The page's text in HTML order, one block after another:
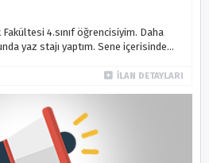
4.sınıf öğrencisiyim. Daha
yaz stajı yaptım. Sene içerisinde
İLAN DETAYLARI